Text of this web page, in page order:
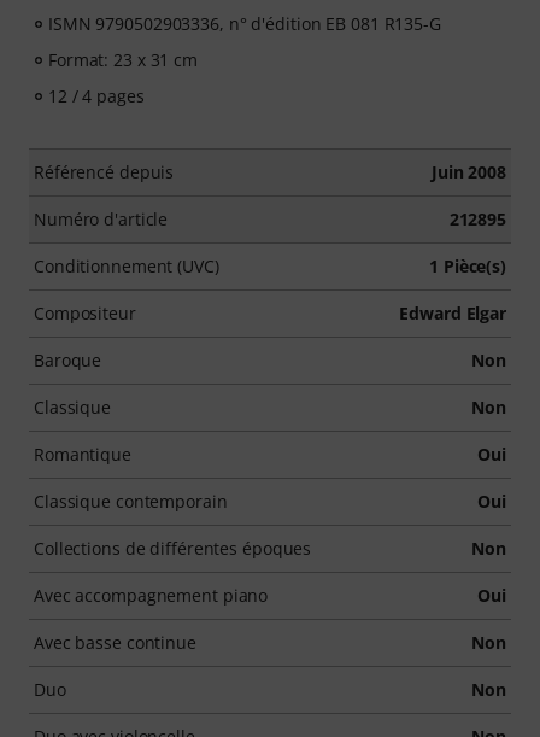
ISMN 9790502903336, n° d'édition EB 081 R135-G
Format: 23 x 31 cm
12 / 4 pages
Référencé depuis Juin 2008
Numéro d'article 212895
Conditionnement (UVC) 1 Pièce(s)
Compositeur Edward Elgar
Baroque Non
Classique Non
Romantique Oui
Classique contemporain Oui
Collections de différentes époques Non
Avec accompagnement piano Oui
Avec basse continue Non
Duo Non